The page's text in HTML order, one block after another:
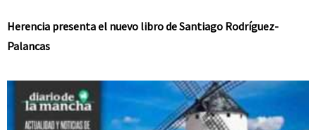
Herencia presenta el nuevo libro de Santiago Rodríguez-
Palancas